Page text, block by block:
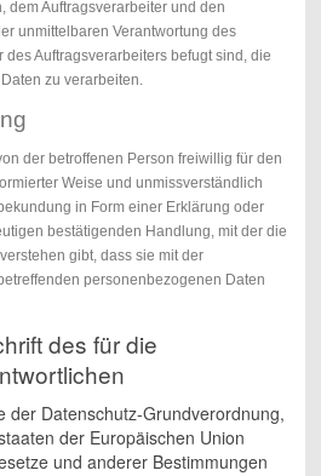
dem Auftragsverarbeiter und den
unmittelbaren Verantwortung des
des Auftragsverarbeiters befugt sind, die
zu verarbeiten.
der betroffenen Person freiwillig für den
Weise und unmissverständlich
in Form einer Erklärung oder
bestätigenden Handlung, mit der die
gibt, dass sie mit der
personenbezogenen Daten
des für die
der Datenschutz-Grundverordnung,
der Europäischen Union
und anderer Bestimmungen